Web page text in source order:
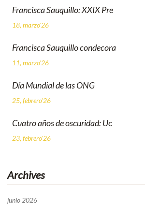
Francisca Sauquillo: XXIX Pre
18, marzo'26
Francisca Sauquillo condecora
11, marzo'26
Día Mundial de las ONG
25, febrero'26
Cuatro años de oscuridad: Uc
23, febrero'26
Archives
junio 2026